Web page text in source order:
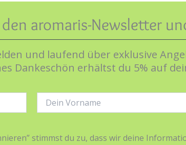
aromaris-Newsletter
und laufend über exklusive
Dankeschön erhältst du 5% auf
stimmst du zu, dass wir deine